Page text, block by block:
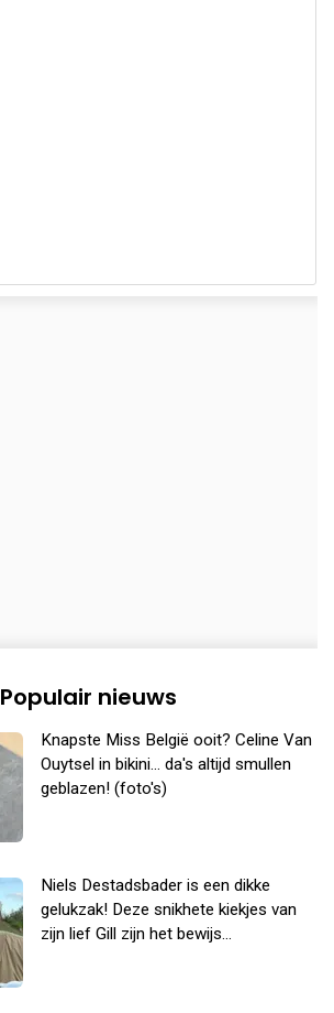
Populair nieuws
Knapste Miss België ooit? Celine Van
Ouytsel in bikini... da's altijd smullen
geblazen! (foto's)
Niels Destadsbader is een dikke
gelukzak! Deze snikhete kiekjes van
zijn lief Gill zijn het bewijs...